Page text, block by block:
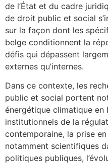
de l’État et du cadre
de droit public et social
sur la façon dont les
belge conditionnent la
défis qui dépassent
externes qu’internes.
Dans ce contexte, les
public et social portent
énergétique climatique en
institutionnels de la
contemporaine, la prise
notamment scientifiques
politiques publiques,